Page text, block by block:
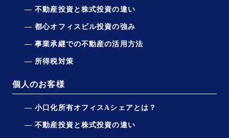
不動産投資と株式投資の違い
都心オフィスビル投資の強み
事業承継での不動産の活用方法
所得税対策
個人のお客様
小口化所有オフィスAシェアとは？
不動産投資と株式投資の違い